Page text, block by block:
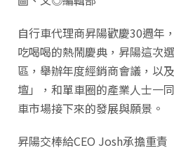
自行車代理商昇陽歡慶30週年
吃喝喝的熱鬧慶典，昇陽這次
區，舉辦年度經銷商會議，以
壇」，和單車圈的產業人士一
車市場接下來的發展與願景。
昇陽交棒給CEO Josh承擔重責